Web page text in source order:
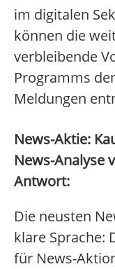
im digitalen
können die
verbleibende
Programms
Meldungen
News-Aktie:
News-Analyse
Antwort:
Die neusten
klare Sprache:
für News-